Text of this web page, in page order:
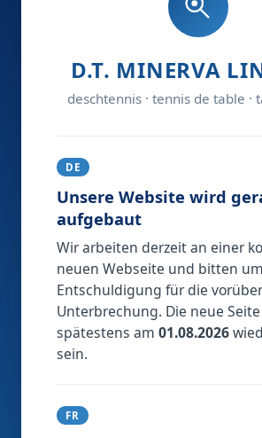
D.T. MINERVA
deschtennis · tennis de table ·
DE
Unsere Website wird
aufgebaut
Wir arbeiten derzeit an einer
neuen Webseite und bitten um
Entschuldigung für die
Unterbrechung. Die neue
spätestens am 01.08.2026
sein.
FR